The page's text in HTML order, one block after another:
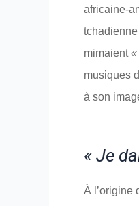
africaine-
mimaient«
musiques
à son
« Je
À l’origine